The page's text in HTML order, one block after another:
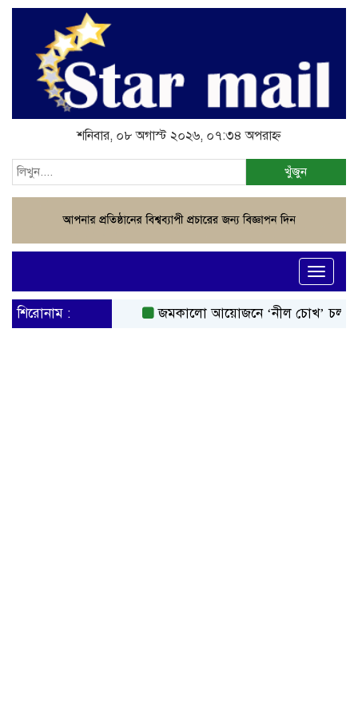
শনিবার, ০৮ অগাস্ট ২০২৬, ০৭:৩৪ অপরাহ্ন
খুঁজুন
Toggle
শিরোনাম : জমকালো আয়োজনে ‘নীল চোখ’